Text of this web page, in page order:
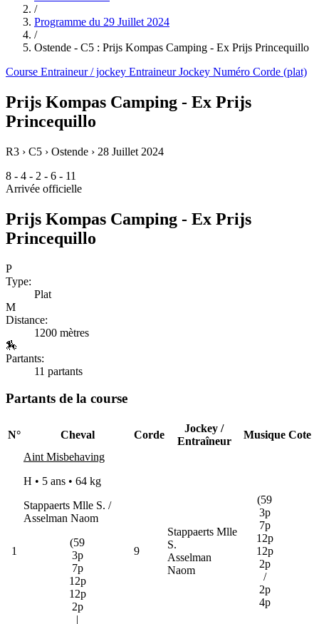
/
Programme du 29 Juillet 2024
/
Ostende - C5 : Prijs Kompas Camping - Ex Prijs Princequillo
Course Entraineur / jockey EntraineurJockey Numéro Corde (plat)
Prijs Kompas Camping - Ex Prijs
Princequillo
R3 › C5 › Ostende › 28 Juillet 2024
8 - 4 - 2 - 6 - 11
Arrivée officielle
Prijs Kompas Camping - Ex Prijs
Princequillo
P
Type:
Plat
M
Distance:
1200 mètres
🏇
Partants:
11 partants
Partants de la course
N° Cheval Corde
Jockey /
Entraîneur
Musique Cote
1
Aint Misbehaving
H • 5 ans • 64 kg
Stappaerts Mlle S. /
Asselman Naom
(59
3p
7p
12p
12p
2p
|
9
Stappaerts Mlle
S.
Asselman
Naom
(59
3p
7p
12p
12p
2p
/
2p
4p